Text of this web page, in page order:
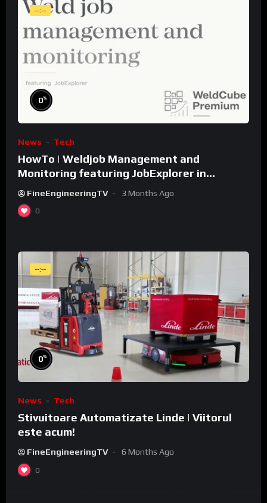
--:--
0%
News Tech
HowTo | Weldjob Management and
Monitoring featuring JobExplorer in
WeldCube Premium
FineEngineeringTV 3 Months Ago
0
--:--
0%
News Tech
Stivuitoare Automatizate Linde | Viitorul
este acum!
FineEngineeringTV 6 Months Ago
0